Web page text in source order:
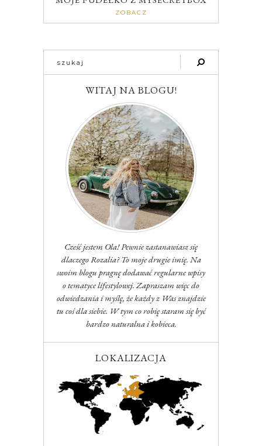
ZOBACZ
WITAJ NA BLOGU!
Cześć jestem Ola! Pewnie zastanawiasz się
dlaczego Rozalia? To moje drugie imię. Na
swoim blogu pragnę dodawać regularne wpisy
o tematyce lifestylowej. Zapraszam więc do
odwiedzania i myślę, że każdy z Was znajdzie
tu coś dla siebie. W tym co robię staram się być
bardzo naturalna i kobieca.
LOKALIZACJA